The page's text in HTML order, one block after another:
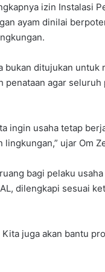
izin Instalasi
ayam dinilai
bukan ditujukan untuk
penataan agar
ingin usaha tetap
ujar Om
bagi pelaku
dilengkapi sesuai
juga akan bantu